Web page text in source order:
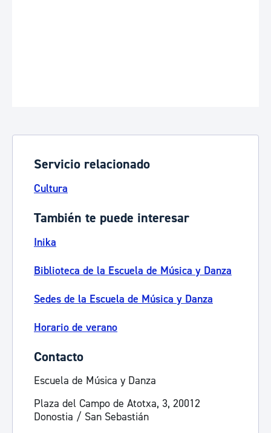
Servicio relacionado
Cultura
También te puede interesar
Inika
Biblioteca de la Escuela de Música y Danza
Sedes de la Escuela de Música y Danza
Horario de verano
Contacto
Escuela de Música y Danza
Plaza del Campo de Atotxa, 3, 20012
Donostia / San Sebastián